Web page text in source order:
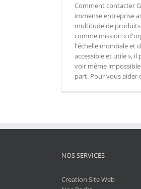
Comment contacter
immense entreprise
multitude de
comme mission «
l'échelle mondiale et
accessible et utile », il
voir même
part. Pour vous aider
NOS SERVICES
Creation Site Web